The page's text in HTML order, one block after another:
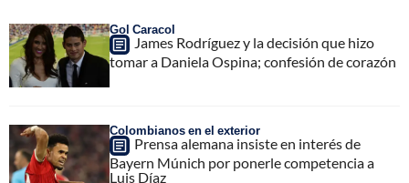
Gol Caracol
James Rodríguez y la decisión que hizo
tomar a Daniela Ospina; confesión de corazón
Colombianos en el exterior
Prensa alemana insiste en interés de
Bayern Múnich por ponerle competencia a
Luis Díaz